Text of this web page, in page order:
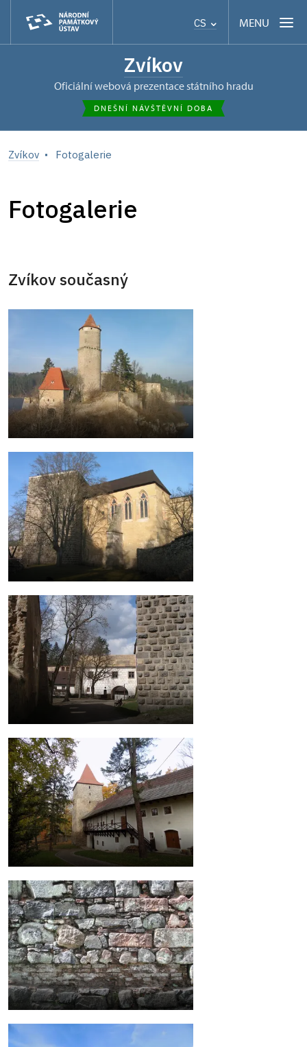
CS MENU
Zvíkov
oficiální webová prezentace státního hradu
DNEŠNÍ NÁVŠTĚVNÍ DOBA
Zvíkov Fotogalerie
Fotogalerie
Zvíkov současný